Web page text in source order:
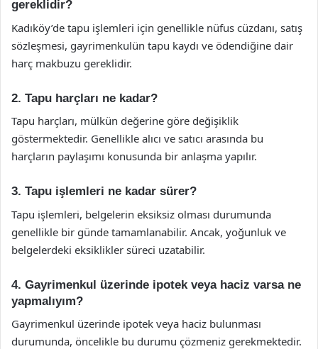
gereklidir?
Kadıköy’de tapu işlemleri için genellikle nüfus cüzdanı, satış
sözleşmesi, gayrimenkulün tapu kaydı ve ödendiğine dair
harç makbuzu gereklidir.
2. Tapu harçları ne kadar?
Tapu harçları, mülkün değerine göre değişiklik
göstermektedir. Genellikle alıcı ve satıcı arasında bu
harçların paylaşımı konusunda bir anlaşma yapılır.
3. Tapu işlemleri ne kadar sürer?
Tapu işlemleri, belgelerin eksiksiz olması durumunda
genellikle bir günde tamamlanabilir. Ancak, yoğunluk ve
belgelerdeki eksiklikler süreci uzatabilir.
4. Gayrimenkul üzerinde ipotek veya haciz varsa ne
yapmalıyım?
Gayrimenkul üzerinde ipotek veya haciz bulunması
durumunda, öncelikle bu durumu çözmeniz gerekmektedir.